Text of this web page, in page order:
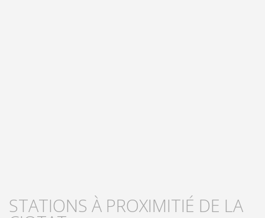
STATIONS À PROXIMITIÉ DE LA